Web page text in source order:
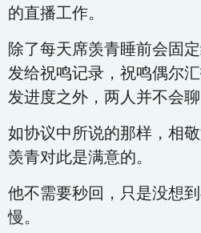
的直播工作。
除了每天席羡青睡前会固
发给祝鸣记录，祝鸣偶尔
发进度之外，两人并不会
如协议中所说的那样，相
羡青对此是满意的。
他不需要秒回，只是没想
慢。